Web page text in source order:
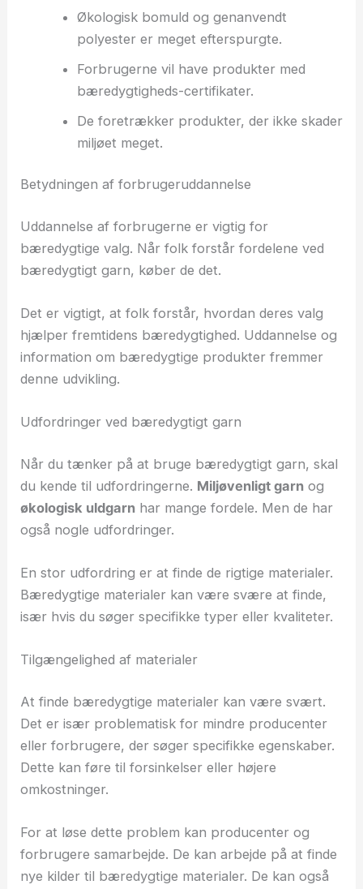
Økologisk bomuld og genanvendt
polyester er meget efterspurgte.
Forbrugerne vil have produkter med
bæredygtigheds-certifikater.
De foretrækker produkter, der ikke skader
miljøet meget.
Betydningen af forbrugeruddannelse
Uddannelse af forbrugerne er vigtig for
bæredygtige valg. Når folk forstår fordelene ved
bæredygtigt garn, køber de det.
Det er vigtigt, at folk forstår, hvordan deres valg
hjælper fremtidens bæredygtighed. Uddannelse og
information om bæredygtige produkter fremmer
denne udvikling.
Udfordringer ved bæredygtigt garn
Når du tænker på at bruge bæredygtigt garn, skal
du kende til udfordringerne. Miljøvenligt garn og
økologisk uldgarn har mange fordele. Men de har
også nogle udfordringer.
En stor udfordring er at finde de rigtige materialer.
Bæredygtige materialer kan være svære at finde,
især hvis du søger specifikke typer eller kvaliteter.
Tilgængelighed af materialer
At finde bæredygtige materialer kan være svært.
Det er især problematisk for mindre producenter
eller forbrugere, der søger specifikke egenskaber.
Dette kan føre til forsinkelser eller højere
omkostninger.
For at løse dette problem kan producenter og
forbrugere samarbejde. De kan arbejde på at finde
nye kilder til bæredygtige materialer. De kan også